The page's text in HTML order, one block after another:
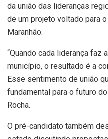
da união das lideranças
de um projeto voltado para
Maranhão.
“Quando cada liderança faz
município, o resultado é a
Esse sentimento de união
fundamental para o futuro
Rocha.
O pré-candidato também